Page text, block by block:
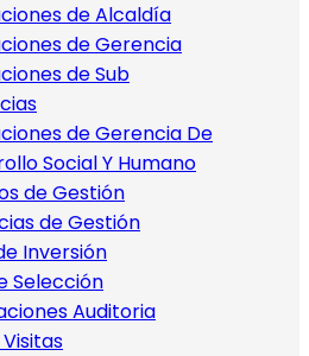
de Alcaldía
de Gerencia
de Sub
de Gerencia De
Social Y Humano
de Gestión
de Gestión
Inversión
Selección
Auditoria